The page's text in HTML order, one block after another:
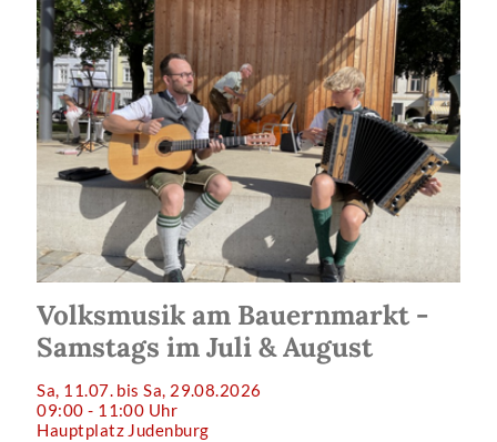
Volksmusik am Bauernmarkt -
Samstags im Juli & August
Sa, 11.07. bis Sa, 29.08.2026
09:00 - 11:00 Uhr
Hauptplatz Judenburg